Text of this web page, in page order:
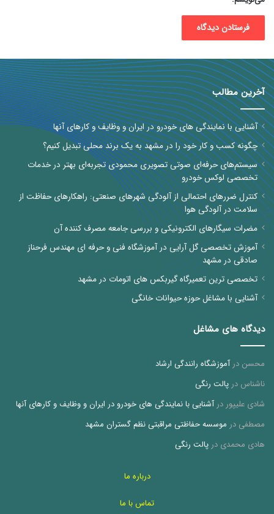
آخرین مطالب
آشنایی با نمایندگی های خودرو در ایران و وظایف و کارهای آنها
چگونه کسب و کار خود را در مشهد به یک برند محلی تبدیل کنیم؟
سیستم‌های حرفه‌ای صوتی تصویری محمودی تجربه‌ای بهتر در خدمات
تخصصی لوکس خودرو
کنترل ضررهای احتمالی از آلودگی شهرهای صنعتی: راهکارهای حفاظت از
سلامت در آلودگی هوا
مضرات سیگارهای الکترونیکی و بررسی جامعه مصرف کننده آن
آموزش تخصصی گل آرایی در آموزشگاه فنی و حرفه ای مهندس فرحناز
صادقی در مشهد
تخصصی ترین تعمیرگاه گیربکس های اتومات در مشهد
آشنایی با مشاغل حوزه حیوانات خانگی
دیدگاه های مشاغل
محسن درآموزشگاه رانندگی ارشاد
ناشناس درپالت رنگی
شادی علیپوردرآشنایی با نمایندگی های خودرو در ایران و وظایف و کارهای آنها
مصطفی در موسسه حفاظتی مراقبتی نظم گستران مشهد
هادی محمدی درپالت رنگی
درباره ما
تماس با ما